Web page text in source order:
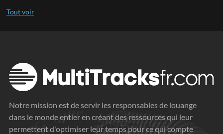
Notre mission est de servir les responsables de louange
dans le monde entier en créant des ressources qui leur
permettent d'optimiser leur temps pour ce qui compte